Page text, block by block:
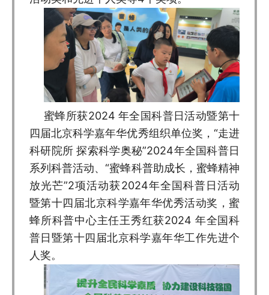
蜜蜂所获2024 年全国科普日活动暨第十
四届北京科学嘉年华优秀组织单位奖，“走进
科研院所 探索科学奥秘”2024年全国科普日
系列科普活动、“蜜蜂科普助成长，蜜蜂精神
放光芒”2项活动获2024年全国科普日活动
暨第十四届北京科学嘉年华优秀活动奖，蜜
蜂所科普中心主任王秀红获2024 年全国科
普日暨第十四届北京科学嘉年华工作先进个
人奖。